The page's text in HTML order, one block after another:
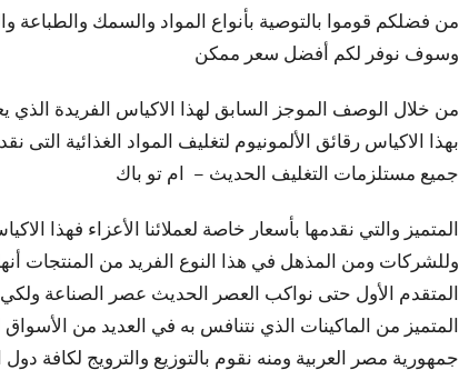
من فضلكم قوموا بالتوصية بأنواع المواد والسمك والطباعة
وسوف نوفر لكم أفضل سعر ممكن
من خلال الوصف الموجز السابق لهذا الاكياس الفريدة
بهذا الاكياس رقائق الألمونيوم لتغليف المواد الغذائية
جميع مستلزمات التغليف الحديث – ام تو باك
المتميز والتي نقدمها بأسعار خاصة لعملائنا الأعزاء فهذا
وللشركات ومن المذهل في هذا النوع الفريد من المنتجات
المتقدم الأول حتى نواكب العصر الحديث عصر الصناعة ولكي
المتميز من الماكينات الذي نتنافس به في العديد من
جمهورية مصر العربية ومنه نقوم بالتوزيع والترويج لكافة